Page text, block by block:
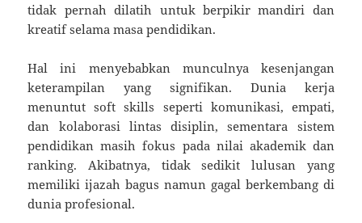
tidak pernah dilatih untuk berpikir mandiri dan
kreatif selama masa pendidikan.
Hal ini menyebabkan munculnya kesenjangan
keterampilan yang signifikan. Dunia kerja
menuntut soft skills seperti komunikasi, empati,
dan kolaborasi lintas disiplin, sementara sistem
pendidikan masih fokus pada nilai akademik dan
ranking. Akibatnya, tidak sedikit lulusan yang
memiliki ijazah bagus namun gagal berkembang di
dunia profesional.